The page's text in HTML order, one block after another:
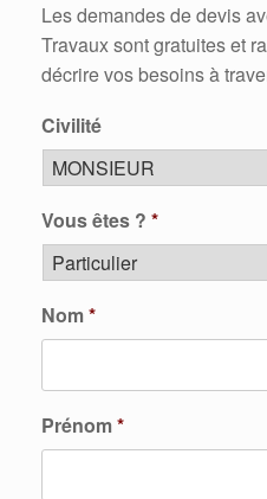
Les demandes de devis
Travaux sont gratuites et
décrire vos besoins à
Civilité
Vous êtes ? *
Nom*
Prénom*